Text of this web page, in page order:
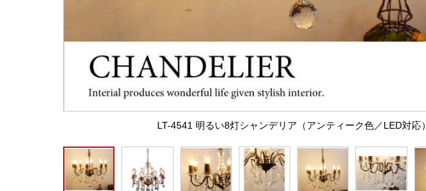
LT-4541 明るい8灯シャンデリア（アンティーク色／LED対応）